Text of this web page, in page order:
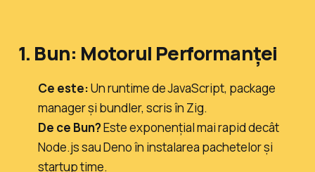
1. Bun: Motorul Performanței
Ce este:Un runtime de JavaScript, package
manager și bundler, scris în Zig.
De ce Bun?Este exponențial mai rapid decât
Node.js sau Deno în instalarea pachetelor și
startup time.